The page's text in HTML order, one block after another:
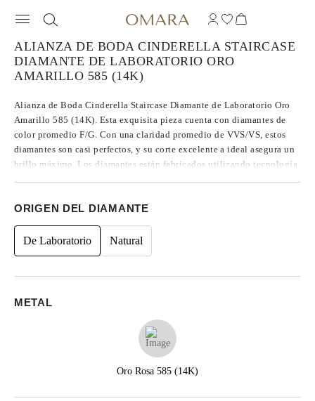
ALIANZA DE BODA CINDERELLA STAIRCASE
DIAMANTE DE LABORATORIO ORO
AMARILLO 585 (14K)
Alianza de Boda Cinderella Staircase Diamante de Laboratorio Oro
Amarillo 585 (14K). Esta exquisita pieza cuenta con diamantes de
color promedio F/G. Con una claridad promedio de VVS/VS, estos
diamantes son casi perfectos, y su corte excelente a ideal asegura un
brillo máximo. Los diamantes están fabricados utilizando tecnología
de 1.22.
ORIGEN DEL DIAMANTE
De Laboratorio Natural
METAL
Oro Rosa 585 (14K)